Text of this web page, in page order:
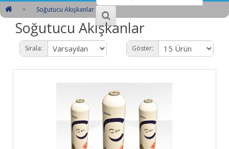
Soğutucu Akışkanlar
Soğutucu Akışkanlar
Sırala: Göster: